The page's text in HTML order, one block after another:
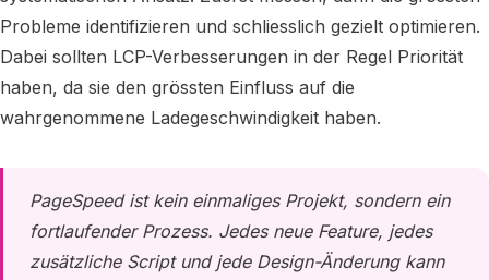
Probleme identifizieren und schliesslich gezielt optimieren.
Dabei sollten LCP-Verbesserungen in der Regel Priorität
haben, da sie den grössten Einfluss auf die
wahrgenommene Ladegeschwindigkeit haben.
PageSpeed ist kein einmaliges Projekt, sondern ein
fortlaufender Prozess. Jedes neue Feature, jedes
zusätzliche Script und jede Design-Änderung kann